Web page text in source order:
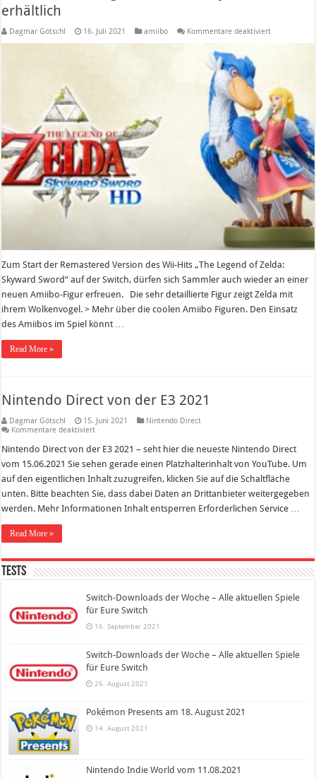
erhältlich
Dagmar Götschl 16. Juli 2021 amiibo Kommentare deaktiviertfür
Zelda:
Skyward
Sword
erhältlich
Zum Start der Remastered Version des Wii-Hits „The Legend of Zelda:
Skyward Sword“ auf der Switch, dürfen sich Sammler auch wieder an einer
neuen Amiibo-Figur erfreuen. Die sehr detaillierte Figur zeigt Zelda mit
ihrem Wolkenvogel. > Mehr über die coolen Amiibo Figuren. Den Einsatz
des Amiibos im Spiel könnt …
Read More »
Nintendo Direct von der E3 2021
Dagmar Götschl 15. Juni 2021
Nintendo Direct
Kommentare deaktiviertfür
Direct
der
E3
2021
Nintendo Direct von der E3 2021 – seht hier die neueste Nintendo Direct
vom 15.06.2021 Sie sehen gerade einen Platzhalterinhalt von YouTube. Um
auf den eigentlichen Inhalt zuzugreifen, klicken Sie auf die Schaltfläche
unten. Bitte beachten Sie, dass dabei Daten an Drittanbieter weitergegeben
werden. Mehr Informationen Inhalt entsperren Erforderlichen Service …
Read More »
Tests
Switch-Downloads der Woche – Alle aktuellen Spiele
für Eure Switch
16. September 2021
Switch-Downloads der Woche – Alle aktuellen Spiele
für Eure Switch
26. August 2021
Pokémon Presents am 18. August 2021
14. August 2021
Nintendo Indie World vom 11.08.2021